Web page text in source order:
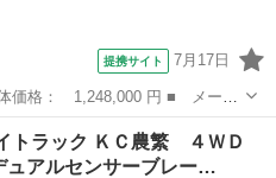
提携サイト 7月17日
イトラック ■ グレード名：
ルセンサーブレーキサポー
トラック ＫＣ農繁 ４ＷＤ
アルセンサーブレー…